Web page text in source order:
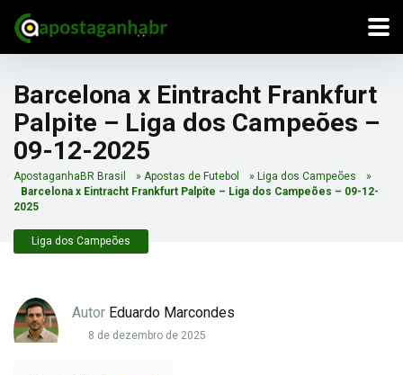
Barcelona x Eintracht Frankfurt
Palpite – Liga dos Campeões –
09-12-2025
ApostaganhaBR Brasil » Apostas de Futebol » Liga dos Campeões
»
Barcelona x Eintracht Frankfurt Palpite – Liga dos Campeões – 09-12-
2025
Liga dos Campeões
Autor Eduardo Marcondes
8 de dezembro de 2025